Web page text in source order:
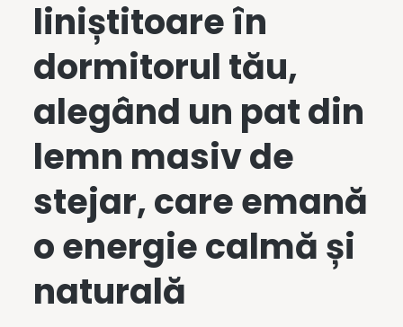
liniștitoare în
dormitorul tău,
alegând un pat din
lemn masivde
stejar, care emană
o energie calmă și
naturală